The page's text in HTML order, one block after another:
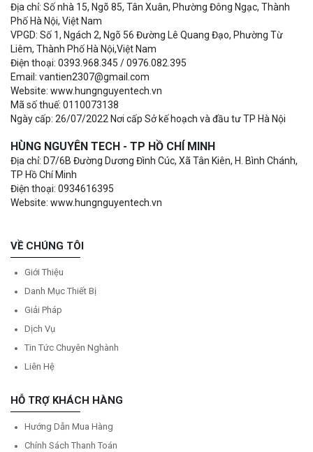
Địa chỉ: Số nhà 15, Ngõ 85, Tân Xuân, Phường Đông Ngạc, Thành
Phố Hà Nội, Việt Nam
VPGD: Số 1, Ngách 2, Ngõ 56 Đường Lê Quang Đạo, Phường Từ
Liêm, Thành Phố Hà Nội,Việt Nam
Điện thoại: 0393.968.345 / 0976.082.395
Email: vantien2307@gmail.com
Website: www.hungnguyentech.vn
Mã số thuế: 0110073138
Ngày cấp: 26/07/2022 Nơi cấp Sở kế hoạch và đầu tư TP Hà Nội
HÙNG NGUYÊN TECH - TP HỒ CHÍ MINH
Địa chỉ: D7/6B Đường Dương Đình Cúc, Xã Tân Kiên, H. Bình Chánh,
TP Hồ Chí Minh
Điện thoại: 0934616395
Website: www.hungnguyentech.vn
VỀ CHÚNG TÔI
Giới Thiệu
Danh Mục Thiết Bị
Giải Pháp
Dịch Vụ
Tin Tức Chuyên Nghành
Liên Hệ
HỖ TRỢ KHÁCH HÀNG
Hướng Dẫn Mua Hàng
Chính Sách Thanh Toán